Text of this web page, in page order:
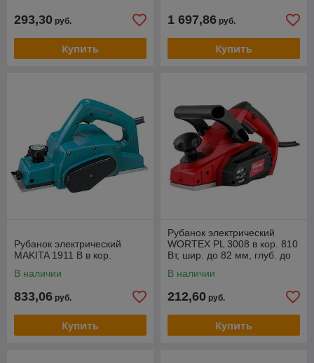
293,30 руб.
Купить
1 697,86 руб.
Купить
Рубанок электрический
MAKITA 1911 B в кор.
В наличии
833,06 руб.
Купить
Рубанок электрический
WORTEX PL 3008 в кор. 810
Вт, шир. до 82 мм, глуб. до
В наличии
212,60 руб.
Купить